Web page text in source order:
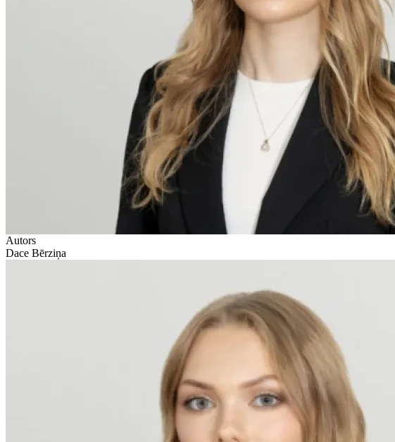
Autors
Dace Bērziņa